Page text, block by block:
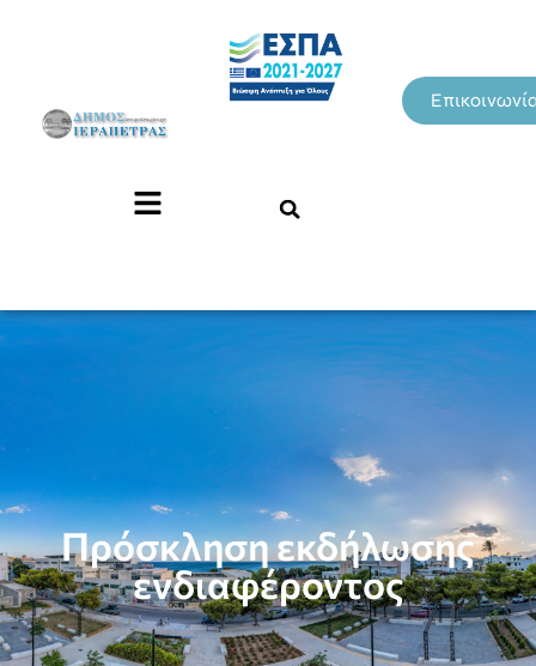
Πρόσκληση εκδήλωσης
ενδιαφέροντος